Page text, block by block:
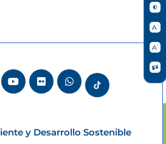
y Desarrollo Sostenible